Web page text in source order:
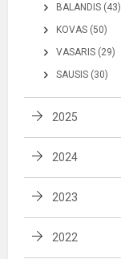
BALANDIS (43)
KOVAS (50)
VASARIS (29)
SAUSIS (30)
2025
2024
2023
2022